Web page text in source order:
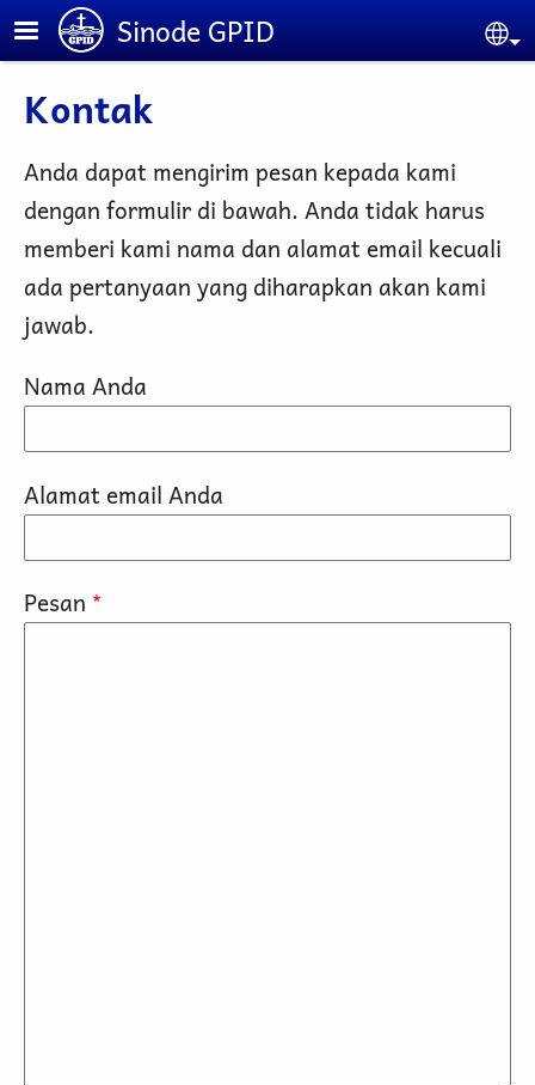
Lompat ke isi utama
Sinode GPID
Kontak
Anda dapat mengirim pesan kepada kami
dengan formulir di bawah. Anda tidak harus
memberi kami nama dan alamat email kecuali
ada pertanyaan yang diharapkan akan kami
jawab.
Nama Anda
Alamat email Anda
Pesan